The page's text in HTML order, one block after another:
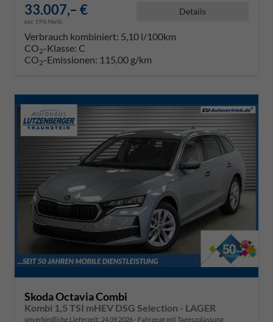
33.007,– €
incl. 19% MwSt.
Details
Verbrauch kombiniert: 5,10 l/100km
CO2-Klasse: C
CO2-Emissionen: 115,00 g/km
Skoda Octavia Combi
Kombi 1,5 TSI mHEV DSG Selection - LAGER
unverbindliche Lieferzeit: 24.09.2026 Fahrzeug mit Tageszulassung